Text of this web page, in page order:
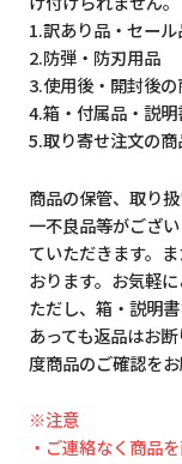
1.訳あり品・セー
2.防弾・防刃用品
3.使用後・開封後の
4.箱・付属品・説
5.取り寄せ注文の商
商品の保管、取り
一不良品等がござ
ていただきます。
おります。お気軽に
ただし、箱・説明
あっても返品はお
度商品のご確認をお
※注意
・ご連絡なく商品